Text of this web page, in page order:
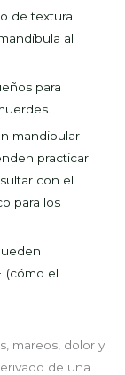
de textura
al
para
mandibular
practicar
con el
para los
(cómo el
mareos, dolor y
de una